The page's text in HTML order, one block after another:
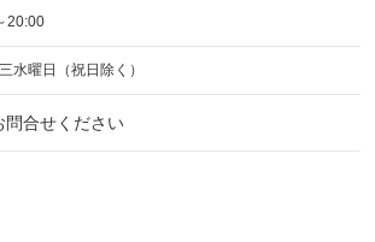
20:00
水曜日（祝日除く）
問合せください